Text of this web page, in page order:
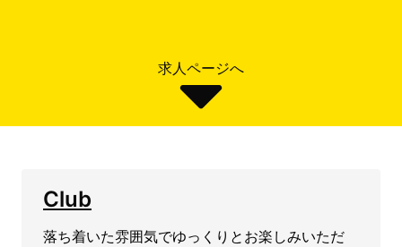
求人ページへ
Club
落ち着いた雰囲気でゆっくりとお楽しみいただ